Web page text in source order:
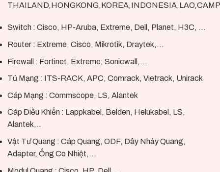
Switch : Cisco, HP-Aruba, Extreme, Dell, Planet, H3C, …
Router : Extreme, Cisco, Mikrotik, Draytek,…
Firewall : Fortinet, Extreme, Sonicwall,…
Tủ Mạng : ITS-RACK, APC, Comrack, Vietrack, Unirack
Cáp Mạng : Commscope, LS, Alantek
Cáp Điều Khiển : Lappkabel, Belden, Helukabel, LS,
Alantek,..
Vật Tư Quang : Cáp Quang, ODF, Dây Nhảy Quang,
Adapter, Ống Co Nhiệt,…